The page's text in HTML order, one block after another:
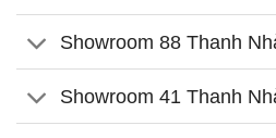
Showroom 88 Thanh
Showroom 41 Thanh